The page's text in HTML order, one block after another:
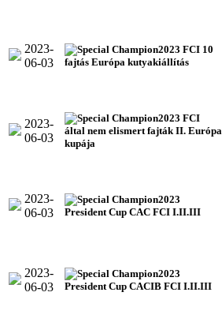
2023-
06-03
2023 FCI 10
fajtás Európa kutyakiállítás
2023-
06-03
2023 FCI
által nem elismert fajták II. Európa
kupája
2023-
06-03
2023
President Cup CAC FCI I.II.III
2023-
06-03
2023
President Cup CACIB FCI I.II.III